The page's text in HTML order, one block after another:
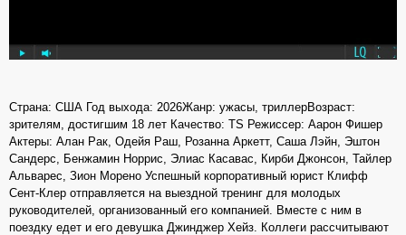
Страна: США Год выхода: 2026Жанр: ужасы, триллерВозраст:
зрителям, достигшим 18 лет Качество: TS Режиссер: Аарон Фишер
Актеры: Алан Рак, Одейя Раш, Розанна Аркетт, Саша Лэйн, Эштон
Сандерс, Бенжамин Норрис, Элиас Касавас, Кирби Джонсон, Тайлер
Альварес, Зион Морено Успешный корпоративный юрист Клифф
Сент-Клер отправляется на выездной тренинг для молодых
руководителей, организованный его компанией. Вместе с ним в
поездку едет и его девушка Джинджер Хейз. Коллеги рассчитывают